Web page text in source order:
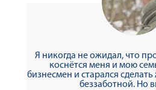
Я никогда не ожидал, что
коснётся меня и мою
бизнесмен и старался
беззаботной. Но